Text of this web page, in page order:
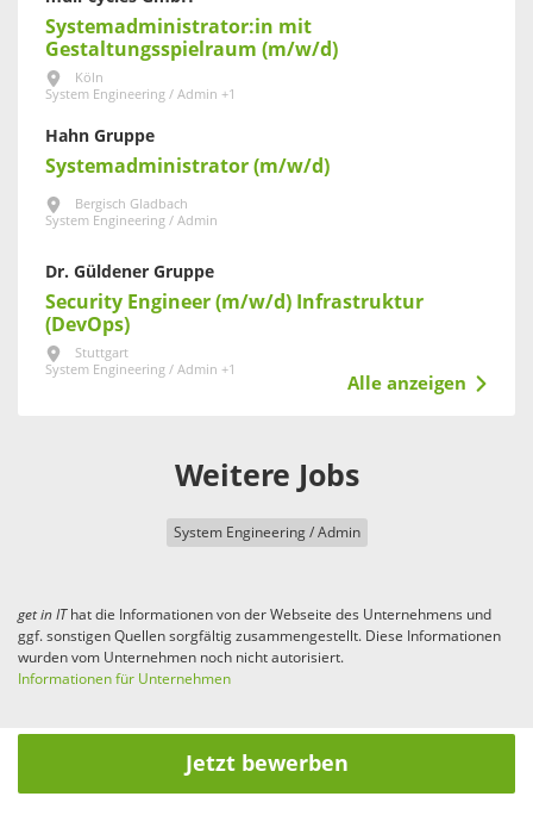
Systemadministrator:in mit
Gestaltungsspielraum (m/w/d)
Köln
System Engineering / Admin +1
Hahn Gruppe
Systemadministrator (m/w/d)
Bergisch Gladbach
System Engineering / Admin
Dr. Güldener Gruppe
Security Engineer (m/w/d) Infrastruktur
(DevOps)
Stuttgart
System Engineering / Admin +1
Alle anzeigen
Weitere Jobs
System Engineering / Admin
get in IThat die Informationen von der Webseite des Unternehmens und
ggf. sonstigen Quellen sorgfältig zusammengestellt. Diese Informationen
wurden vom Unternehmen noch nicht autorisiert.
Informationen für Unternehmen
Jetzt bewerben